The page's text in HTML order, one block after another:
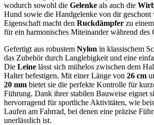
wodurch sowohl die Gelenke als auch die
Hund sowie die Handgelenke von dir geschont
Eigenschaft macht den Ruckdämpfer zu
für ein harmonisches Miteinander während des
Gefertigt aus robustem Nylon in klassischem
das Zubehör durch Langlebigkeit und eine
Die Leine lässt sich mühelos zwischen dem
Halter befestigen. Mit einer Länge von 26 cm
20 mm bietet sie die perfekte Kontrolle für
Führung. Dank ihrer stabilen Bauweise eignet
hervorragend für sportliche Aktivitäten, wie
Laufen am Fahrrad, bei denen eine präzise
unerlässlich ist.